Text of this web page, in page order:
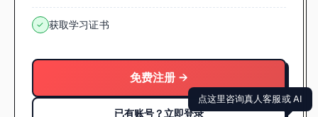
✓ 获取学习证书
免费注册 →
已有账号？立即登录
点这里咨询真人客服或 AI